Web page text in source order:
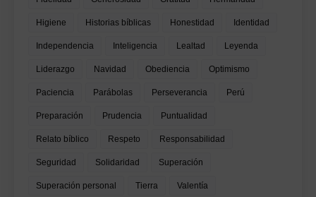
Higiene Historias bíblicas Honestidad Identidad
Independencia Inteligencia Lealtad Leyenda
Liderazgo Navidad Obediencia Optimismo
Paciencia Parábolas Perseverancia Perú
Preparación Prudencia Puntualidad
Relato bíblico Respeto Responsabilidad
Seguridad Solidaridad Superación
Superación personal Tierra Valentía